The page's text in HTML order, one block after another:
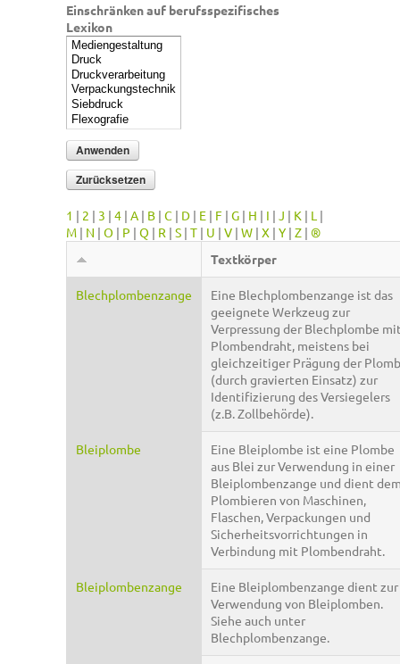
Einschränken auf berufsspezifisches
Lexikon
1 | 2 | 3 | 4 | A | B | C | D | E | F | G | H | I | J | K | L |
M | N | O | P | Q | R | S | T | U | V | W | X | Y | Z | ®
Textkörper
Blechplombenzange
Eine Blechplombenzange ist das
geeignete Werkzeug zur
Verpressung der Blechplombe
Plombendraht, meistens bei
gleichzeitiger Prägung der
(durch gravierten Einsatz) zur
Identifizierung des Versiegelers
(z.B. Zollbehörde).
Bleiplombe
Eine Bleiplombe ist eine Plombe
aus Blei zur Verwendung in einer
Bleiplombenzange und dient
Plombieren von Maschinen,
Flaschen, Verpackungen und
Sicherheitsvorrichtungen in
Verbindung mit Plombendraht.
Bleiplombenzange
Eine Bleiplombenzange dient zur
Verwendung von Bleiplomben.
Siehe auch unter
Blechplombenzange.